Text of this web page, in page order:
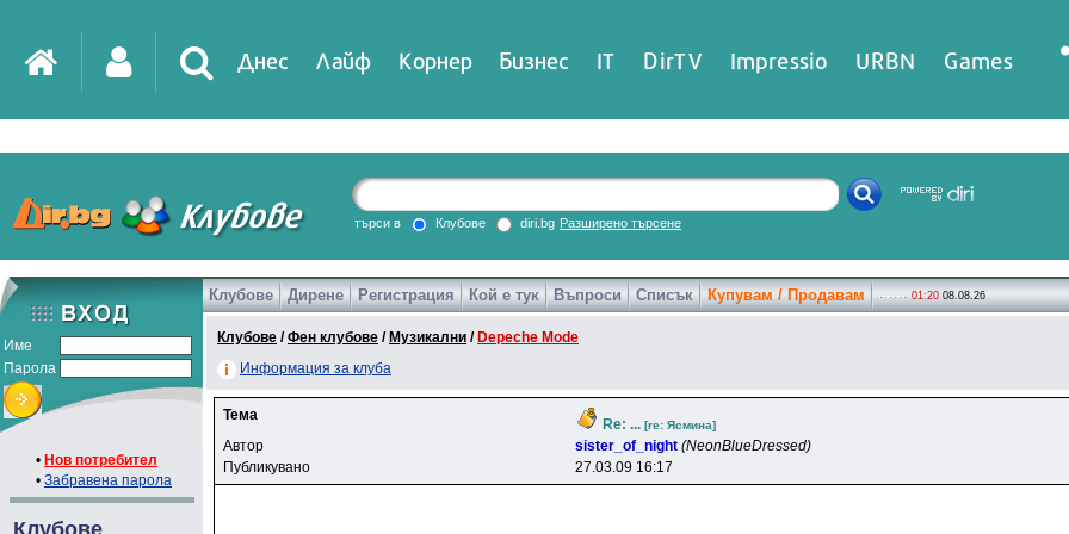
Днес Лайф Корнер Бизнес IT DirTV Impressio URBN Games
търси в Клубове diri.bg Разширено търсене
Име
Парола
• Нов потребител
• Забравена парола
Клубове
Клубове Дирене Регистрация Кой е тук Въпроси Списък Купувам / Продавам 01:20 08.08.26
Клубове /Фен клубове / Музикални / Depeche Mode
Информация за клуба
Тема
Re: ... [re: Яcминa]
Автор sister_of_night (NeonBlueDressеd)
Публикувано
27.03.09 16:17